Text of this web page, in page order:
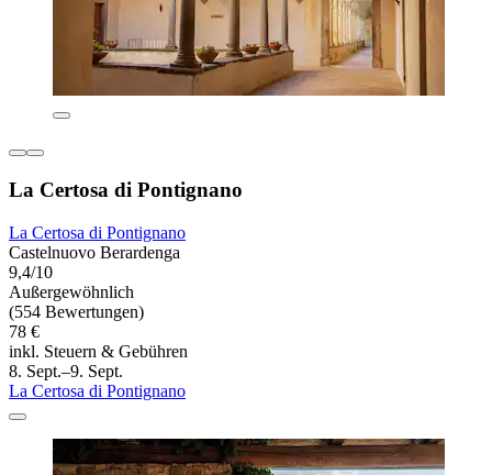
La Certosa di Pontignano
La Certosa di Pontignano
Castelnuovo Berardenga
9,4/10
Außergewöhnlich
(554 Bewertungen)
78 €
inkl. Steuern & Gebühren
8. Sept.–9. Sept.
La Certosa di Pontignano